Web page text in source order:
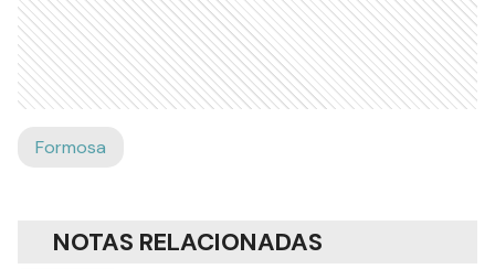
Formosa
NOTAS RELACIONADAS